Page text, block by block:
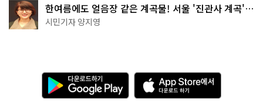
한여름에도 얼음장 같은 계곡물! 서울 '진관사 계곡'이
천국이네~
시민기자 양지영
다
운
로
A
p
p